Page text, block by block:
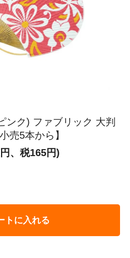
ンク) ファブリック 大判
売5本から】
、税165円)
トに入れる